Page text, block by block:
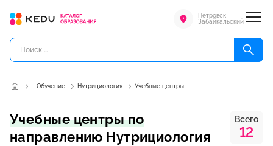
Петровск-
Забайкальский
Обучение Нутрициология Учебные центры
Учебные центры по
направлению Нутрициология
Всего
12